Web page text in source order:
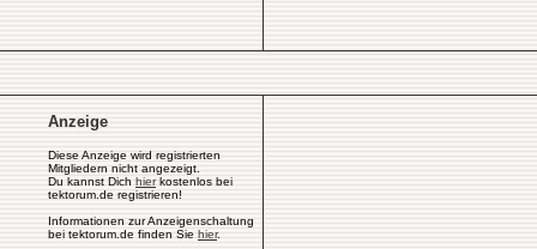
Anzeige
Diese Anzeige wird registrierten
Mitgliedern nicht angezeigt.
Du kannst Dich hierkostenlos bei
tektorum.de registrieren!
Informationen zur Anzeigenschaltung
bei tektorum.de finden Sie hier.